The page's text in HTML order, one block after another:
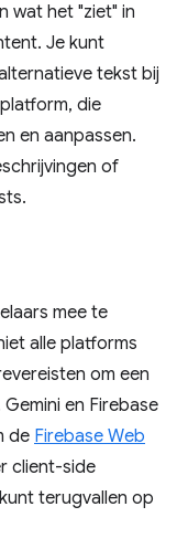
wat het "ziet" in
Je kunt
tekst bij
die
en aanpassen.
of
mee te
alle platforms
om een
en Firebase
de Firebase Web
client-side
terugvallen op